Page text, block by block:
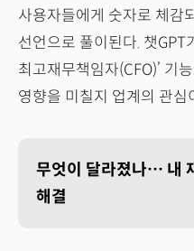
사용자들에게 숫자로 체감
선언으로 풀이된다. 챗GPT
최고재무책임자(CFO)’ 기
영향을 미칠지 업계의 관심
무엇이 달라졌나… 내
해결